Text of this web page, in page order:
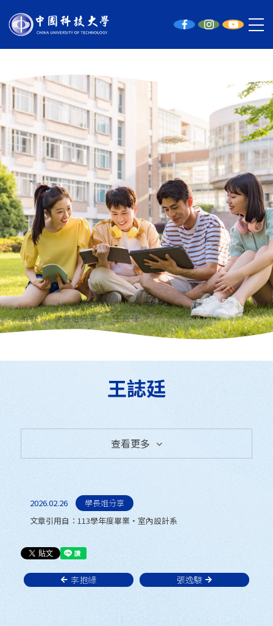
首頁 學長姐分享 王誌廷
王誌廷
查看更多
學長姐分享
2026.02.26
學長姐分享
文章引用自： 113學年度畢業‧室內設計系
李抱緣 張逸駿